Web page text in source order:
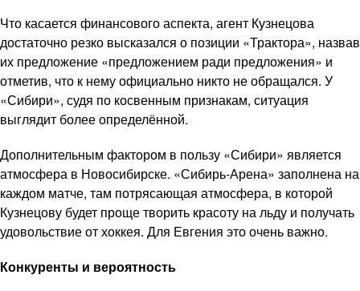
Что касается финансового аспекта, агент Кузнецова
достаточно резко высказался о позиции «Трактора», назвав
их предложение «предложением ради предложения» и
отметив, что к нему официально никто не обращался. У
«Сибири», судя по косвенным признакам, ситуация
выглядит более определённой.
Дополнительным фактором в пользу «Сибири» является
атмосфера в Новосибирске. «Сибирь-Арена» заполнена на
каждом матче, там потрясающая атмосфера, в которой
Кузнецову будет проще творить красоту на льду и получать
удовольствие от хоккея. Для Евгения это очень важно.
Конкуренты и вероятность